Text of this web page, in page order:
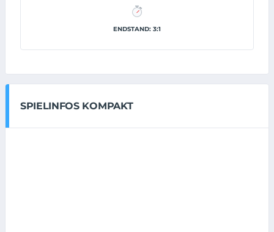
ENDSTAND: 3:1
SPIELINFOS KOMPAKT